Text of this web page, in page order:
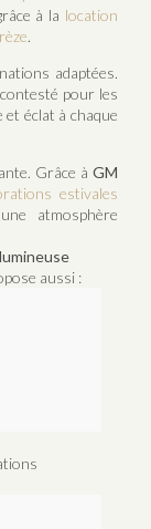
à la location
.
adaptées.
pour les
et éclat à chaque
Grâce à GM
estivales
atmosphère
aussi :